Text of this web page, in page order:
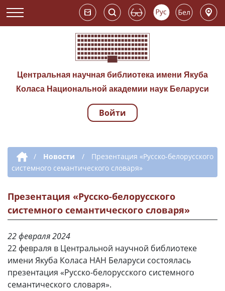
Центральная научная библиотека имени Якуба
Коласа Национальной академии наук Беларуси
Навигация по
Войти
Дополнительная навигация
/ Новости /
Презентация «Русско-белорусского
системного семантического словаря»
Презентация «Русско-белорусского
системного семантического словаря»
22 февраля 2024
22 февраля в Центральной научной библиотеке
имени Якуба Коласа НАН Беларуси состоялась
презентация «Русско-белорусского системного
семантического словаря».